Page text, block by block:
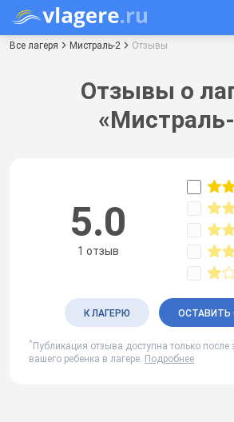
Все лагеря Мистраль-2 Отзывы
Отзывы о
5.0
1 отзыв
К ЛАГЕРЮ ОСТАВИТЬ
* Публикация отзыва доступна только после
вашего ребенка в лагере. Подробнее